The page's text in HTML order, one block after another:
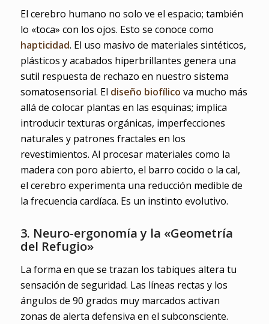
El cerebro humano no solo ve el espacio; también
lo «toca» con los ojos. Esto se conoce como
hapticidad. El uso masivo de materiales sintéticos,
plásticos y acabados hiperbrillantes genera una
sutil respuesta de rechazo en nuestro sistema
somatosensorial. El diseño biofílico va mucho más
allá de colocar plantas en las esquinas; implica
introducir texturas orgánicas, imperfecciones
naturales y patrones fractales en los
revestimientos. Al procesar materiales como la
madera con poro abierto, el barro cocido o la cal,
el cerebro experimenta una reducción medible de
la frecuencia cardíaca. Es un instinto evolutivo.
3. Neuro-ergonomía y la «Geometría
del Refugio»
La forma en que se trazan los tabiques altera tu
sensación de seguridad. Las líneas rectas y los
ángulos de 90 grados muy marcados activan
zonas de alerta defensiva en el subconsciente.